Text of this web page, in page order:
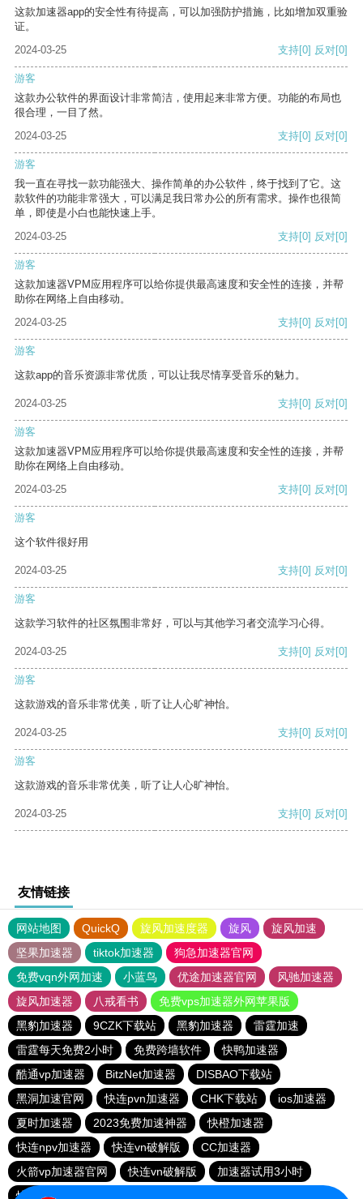
这款加速器app的安全性有待提高，可以加强防护措施，比如增加双重验
证。
2024-03-25
支持[0] 反对[0]
游客
这款办公软件的界面设计非常简洁，使用起来非常方便。功能的布局也
很合理，一目了然。
2024-03-25
支持[0] 反对[0]
游客
我一直在寻找一款功能强大、操作简单的办公软件，终于找到了它。这
款软件的功能非常强大，可以满足我日常办公的所有需求。操作也很简
单，即使是小白也能快速上手。
2024-03-25
支持[0] 反对[0]
游客
这款加速器VPM应用程序可以给你提供最高速度和安全性的连接，并帮
助你在网络上自由移动。
2024-03-25
支持[0] 反对[0]
游客
这款app的音乐资源非常优质，可以让我尽情享受音乐的魅力。
2024-03-25 支持[0] 反对[0]
游客
这款加速器VPM应用程序可以给你提供最高速度和安全性的连接，并帮
助你在网络上自由移动。
2024-03-25
支持[0] 反对[0]
游客
这个软件很好用
2024-03-25 支持[0] 反对[0]
游客
这款学习软件的社区氛围非常好，可以与其他学习者交流学习心得。
2024-03-25 支持[0] 反对[0]
游客
这款游戏的音乐非常优美，听了让人心旷神怡。
2024-03-25 支持[0] 反对[0]
游客
这款游戏的音乐非常优美，听了让人心旷神怡。
2024-03-25 支持[0] 反对[0]
友情链接
网站地图 QuickQ 旋风加速度器 旋风
旋风加速
坚果加速器
tiktok加速器
狗急加速器官网
免费vqn外网加速
小蓝鸟 优途加速器官网
风驰加速器
旋风加速器
八戒看书
免费vps加速器外网苹果版
黑豹加速器
9CZK下载站 黑豹加速器
雷霆加速
雷霆每天免费2小时
免费跨墙软件
快鸭加速器
酷通vp加速器
BitzNet加速器
DISBAO下载站
黑洞加速官网
快连pvn加速器 CHK下载站
ios加速器
夏时加速器
2023免费加速神器
快橙加速器
快连npv加速器
快连vn破解版
CC加速器
火箭vp加速器官网
快连vn破解版
加速器试用3小时
快鸭加速器